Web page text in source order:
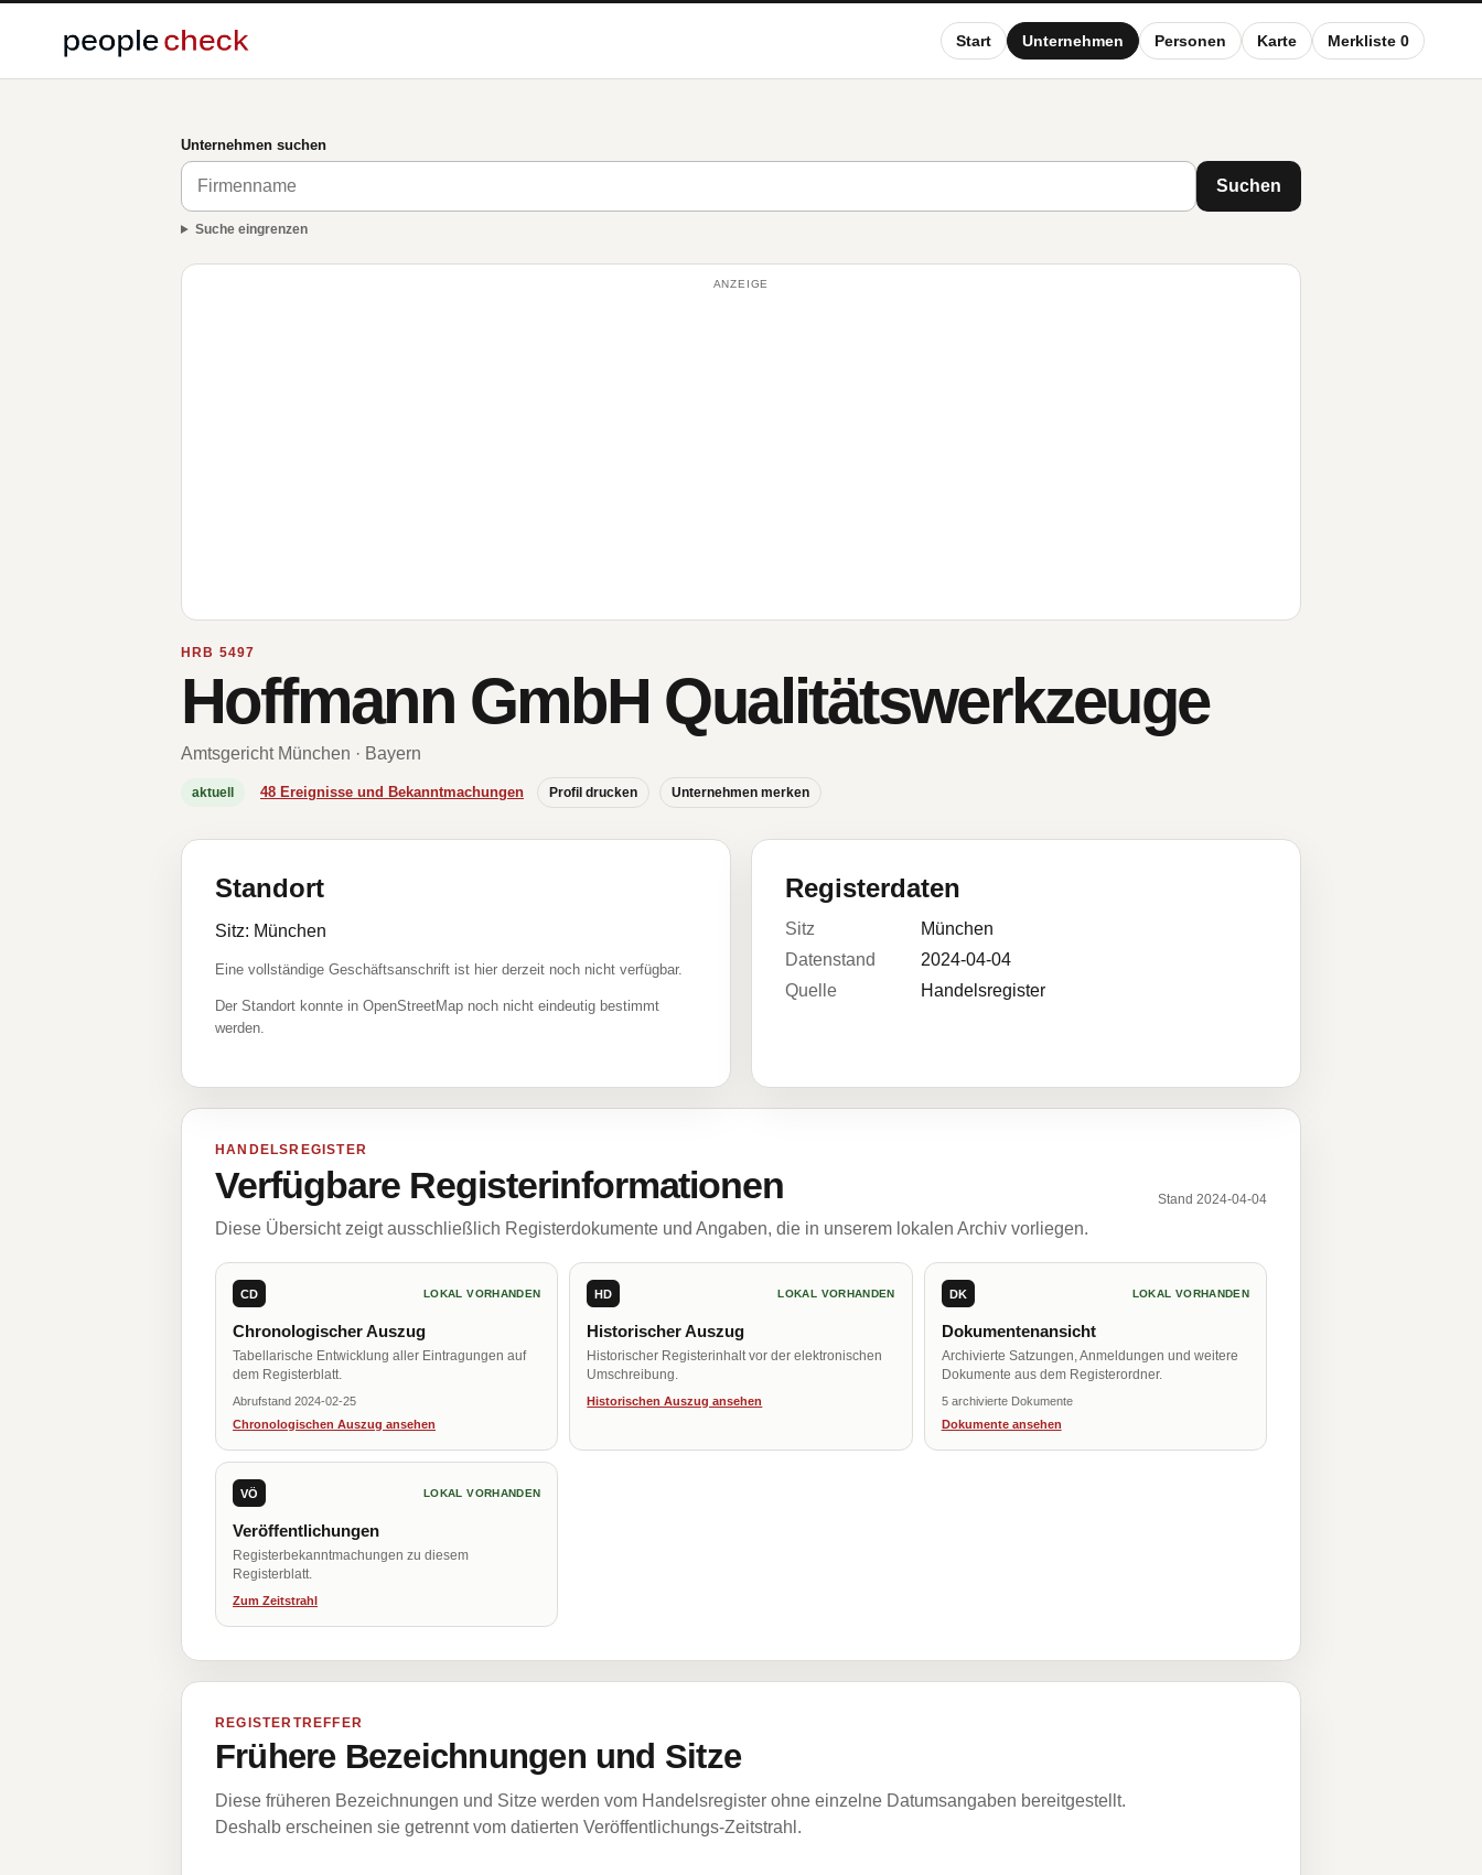
Start Unternehmen Personen Karte Merkliste 0
Unternehmen suchen
Suchen
Suche eingrenzen
ANZEIGE
HRB 5497
Hoffmann GmbH Qualitätswerkzeuge
Amtsgericht München · Bayern
aktuell 48 Ereignisse und Bekanntmachungen Profil drucken Unternehmen merken
Standort
Sitz: München
Eine vollständige Geschäftsanschrift ist hier derzeit noch nicht verfügbar.
Der Standort konnte in OpenStreetMap noch nicht eindeutig bestimmt
werden.
Registerdaten
Sitz
München
Datenstand
2024-04-04
Quelle
Handelsregister
HANDELSREGISTER
Verfügbare Registerinformationen Stand 2024-04-04
Diese Übersicht zeigt ausschließlich Registerdokumente und Angaben, die in unserem lokalen Archiv vorliegen.
CD LOKAL VORHANDEN
Chronologischer Auszug
Tabellarische Entwicklung aller Eintragungen auf
dem Registerblatt.
Abrufstand 2024-02-25
Chronologischen Auszug ansehen
HD LOKAL VORHANDEN
Historischer Auszug
Historischer Registerinhalt vor der elektronischen
Umschreibung.
Historischen Auszug ansehen
DK LOKAL VORHANDEN
Dokumentenansicht
Archivierte Satzungen, Anmeldungen und weitere
Dokumente aus dem Registerordner.
5 archivierte Dokumente
Dokumente ansehen
VÖ LOKAL VORHANDEN
Veröffentlichungen
Registerbekanntmachungen zu diesem
Registerblatt.
Zum Zeitstrahl
REGISTERTREFFER
Frühere Bezeichnungen und Sitze
Diese früheren Bezeichnungen und Sitze werden vom Handelsregister ohne einzelne Datumsangaben bereitgestellt.
Deshalb erscheinen sie getrennt vom datierten Veröffentlichungs-Zeitstrahl.